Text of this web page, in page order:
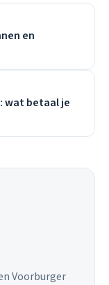
en
wat betaal je
Voorburger